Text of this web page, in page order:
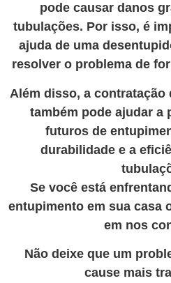
pode causar danos
tubulações. Por isso, é
ajuda de uma
resolver o problema de
Além disso, a contratação
também pode ajudar a
futuros de
durabilidade e a
Se você está
entupimento em sua casa
em nos
Não deixe que um
cause mais